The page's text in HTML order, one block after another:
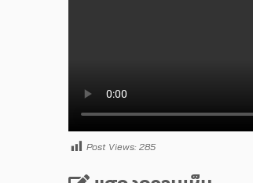
Post Views: 285